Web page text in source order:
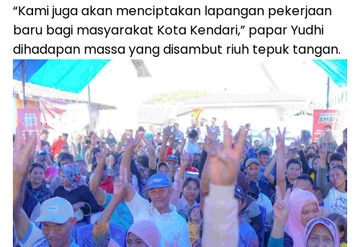
“Kami juga akan menciptakan lapangan pekerjaan
baru bagi masyarakat Kota Kendari,” papar Yudhi
dihadapan massa yang disambut riuh tepuk tangan.